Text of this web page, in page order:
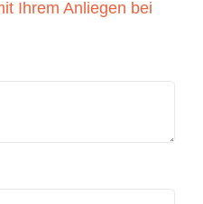
Ihrem Anliegen bei